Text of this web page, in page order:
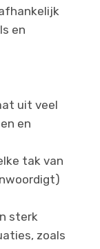
en
uit veel
en
tak van
sterk
zoals